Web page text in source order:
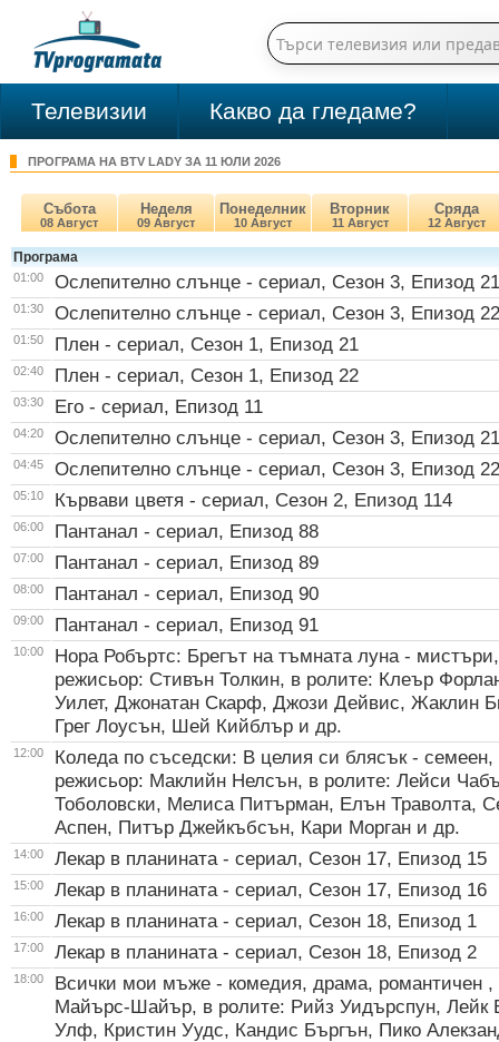
Телевизии Какво да гледаме?
ПРОГРАМА НА BTV LADY ЗА 11 ЮЛИ 2026
Събота
08 Август
Неделя
09 Август
Понеделник
10 Август
Вторник
11 Август
Сряда
12 Август
Програма
01:00
Ослепително слънце - сериал, Сезон 3, Епизод 21
01:30 Ослепително слънце - сериал, Сезон 3, Епизод 22
01:50 Плен - сериал, Сезон 1, Епизод 21
02:40 Плен - сериал, Сезон 1, Епизод 22
03:30 Его - сериал, Епизод 11
04:20 Ослепително слънце - сериал, Сезон 3, Епизод 21
04:45 Ослепително слънце - сериал, Сезон 3, Епизод 22
05:10 Кървави цветя - сериал, Сезон 2, Епизод 114
06:00 Пантанал - сериал, Епизод 88
07:00 Пантанал - сериал, Епизод 89
08:00 Пантанал - сериал, Епизод 90
09:00 Пантанал - сериал, Епизод 91
10:00
Нора Робъртс: Брегът на тъмната луна -
режисьор: Стивън Толкин, в ролите: Клеър
Уилет, Джонатан Скарф, Джози Дейвис, Жаклин
Грег Лоусън, Шей Кийблър и др.
12:00
Коледа по съседски: В целия си блясък -
режисьор: Маклийн Нелсън, в ролите: Лейси
Тоболовски, Мелиса Питърман, Елън Траволта,
Аспен, Питър Джейкъбсън, Кари Морган и др.
14:00 Лекар в планината - сериал, Сезон 17, Епизод 15
15:00 Лекар в планината - сериал, Сезон 17, Епизод 16
16:00 Лекар в планината - сериал, Сезон 18, Епизод 1
17:00 Лекар в планината - сериал, Сезон 18, Епизод 2
18:00
Всички мои мъже - комедия, драма, романтичен
Майърс-Шайър, в ролите: Рийз Уидърспун,
Улф, Кристин Уудс, Кандис Бъргън, Пико